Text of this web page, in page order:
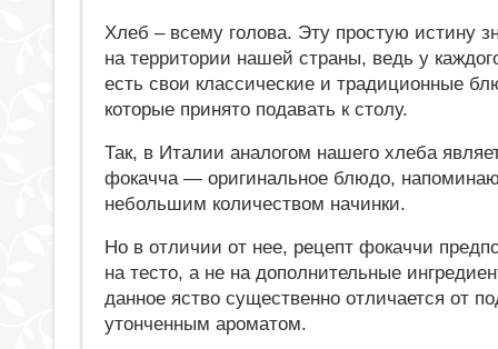
Хлеб – всему голова. Эту простую истину
на территории нашей страны, ведь у
есть свои классические и традиционные
которые принято подавать к столу.
Так, в Италии аналогом нашего хлеба
фокачча — оригинальное блюдо,
небольшим количеством начинки.
Но в отличии от нее, рецепт фокаччи
на тесто, а не на дополнительные
данное яство существенно отличается от
утонченным ароматом.